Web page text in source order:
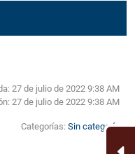
27 de julio de 2022 9:38 AM
27 de julio de 2022 9:38 AM
Categorías: Sin categoría